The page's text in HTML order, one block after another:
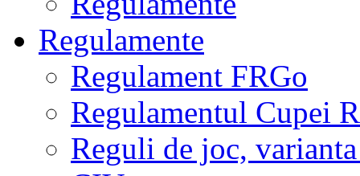
Regulamente
Regulament FRGo
Regulamentul Cupei
Reguli de joc,